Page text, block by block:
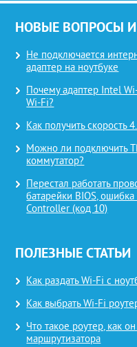
НОВЫЕ ВОПРОСЫ
Не подключается
адаптер на ноутбуке
Почему адаптер Intel
Wi-Fi?
Как получить скорость
Можно ли подключить
коммутатор?
Перестал работать
батарейки BIOS,
Controller (код 10)
ПОЛЕЗНЫЕ СТАТЬИ
Как раздать Wi-Fi с
Как выбрать Wi-Fi
Что такое роутер, как
маршрутизатора